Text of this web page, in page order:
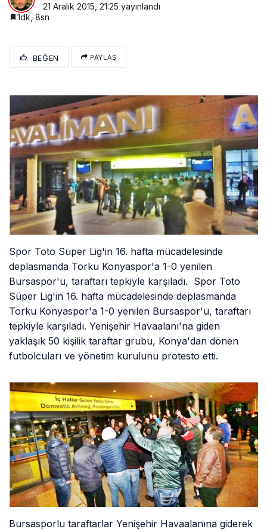
21 Aralık 2015, 21:25 yayınlandı
1dk, 8sn
BEĞEN PAYLAŞ
Spor Toto Süper Lig'in 16. hafta mücadelesinde
deplasmanda Torku Konyaspor'a 1-0 yenilen
Bursaspor'u, taraftarı tepkiyle karşıladı. Spor Toto
Süper Lig'in 16. hafta mücadelesinde deplasmanda
Torku Konyaspor'a 1-0 yenilen Bursaspor'u, taraftarı
tepkiyle karşıladı. Yenişehir Havaalanı'na giden
yaklaşık 50 kişilik taraftar grubu, Konya'dan dönen
futbolcuları ve yönetim kurulunu protesto etti.
Bursasporlu taraftarlar Yenişehir Havaalanına giderek